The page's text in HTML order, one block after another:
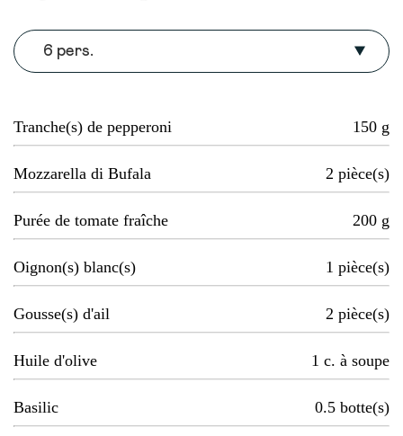
6 pers.
Tranche(s) de pepperoni 150 g
Mozzarella di Bufala 2 pièce(s)
Purée de tomate fraîche 200 g
Oignon(s) blanc(s) 1 pièce(s)
Gousse(s) d'ail 2 pièce(s)
Huile d'olive 1 c. à soupe
Basilic 0.5 botte(s)